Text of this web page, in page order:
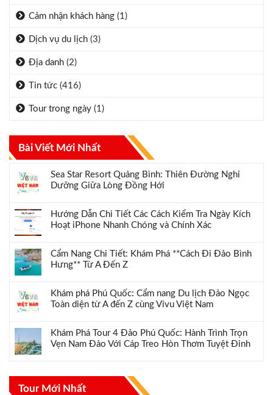
Cảm nhận khách hàng (1)
Dịch vụ du lịch (3)
Địa danh (2)
Tin tức (416)
Tour trong ngày (1)
Bài Viết Mới Nhất
Sea Star Resort Quảng Bình: Thiên Đường Nghỉ
Dưỡng Giữa Lòng Đồng Hới
Hướng Dẫn Chi Tiết Các Cách Kiểm Tra Ngày Kích
Hoạt iPhone Nhanh Chóng và Chính Xác
Cẩm Nang Chi Tiết: Khám Phá **Cách Đi Đảo Bình
Hưng** Từ A Đến Z
Khám phá Phú Quốc: Cẩm nang Du lịch Đảo Ngọc
Toàn diện từ A đến Z cùng Vivu Việt Nam
Khám Phá Tour 4 Đảo Phú Quốc: Hành Trình Trọn
Vẹn Nam Đảo Với Cáp Treo Hòn Thơm Tuyệt Đỉnh
Tour Mới Nhất